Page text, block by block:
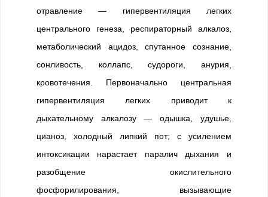
отравление — гипервентиляция легких
центрального генеза, респираторный алкалоз,
метаболический ацидоз, спутанное сознание,
сонливость, коллапс, судороги, анурия,
кровотечения. Первоначально центральная
гипервентиляция легких приводит к
дыхательному алкалозу — одышка, удушье,
цианоз, холодный липкий пот; с усилением
интоксикации нарастает паралич дыхания и
разобщение окислительного
фосфорилирования, вызывающие